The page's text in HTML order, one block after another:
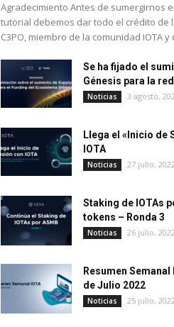
Agradecimiento Antes de sumergirnos
tutorial debemos dar todo el crédito de
C3PO, miembro de la comunidad IOTA y
Se ha fijado el
Génesis para la
Noticias 3 agosto,
Llega el «Inicio de
IOTA
Noticias 27 julio, 2022
Staking de IOTAs
tokens – Ronda 3
Noticias 26 julio, 2022
Resumen Semanal
de Julio 2022
Noticias 25 julio, 2022